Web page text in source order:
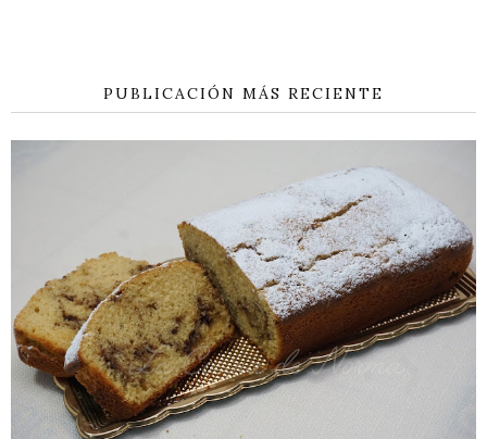
PUBLICACIÓN MÁS RECIENTE